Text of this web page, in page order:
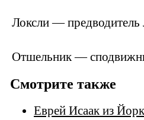
Локсли — предводитель
Отшельник —
Смотрите также
Еврей Исаак из